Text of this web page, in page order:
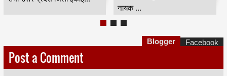
...
Post a Comment
Blogger Facebook